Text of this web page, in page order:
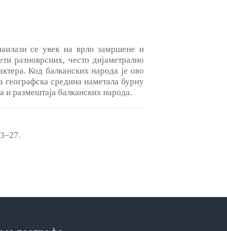
се увек на врло замршене и
разноврсних, често дијаметрално
Код балканских народа je ово
средина наметала бурну
и размештаја балканских народа.